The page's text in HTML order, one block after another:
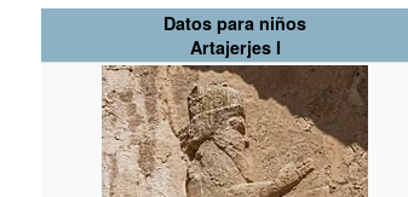
Datos para niños
Artajerjes I